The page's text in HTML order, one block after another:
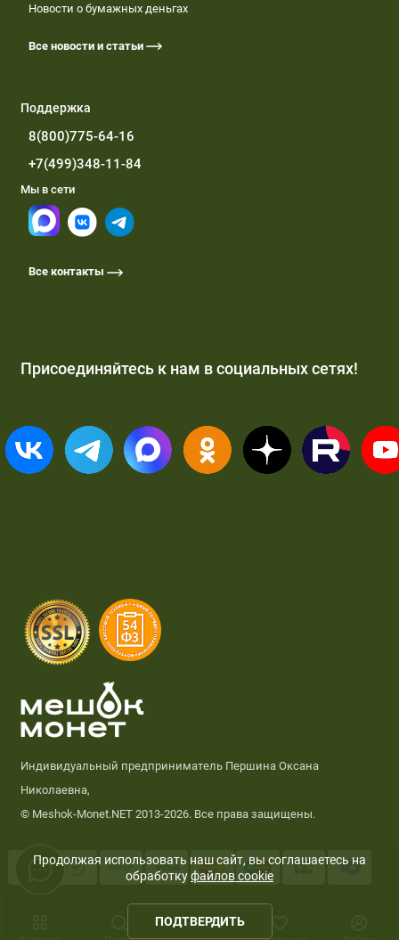
0
Новости о бумажных деньгах
Все новости и статьи
Поддержка
8(800)775-64-16
+7(499)348-11-84
Мы в сети
Все контакты
Присоединяйтесь к нам в социальных сетях!
Индивидуальный предприниматель Першина Оксана
Николаевна,
© Meshok-Monet.NET 2013-2026. Все права защищены.
Продолжая использовать наш сайт, вы соглашаетесь на
обработкуфайлов cookie
ПОДТВЕРДИТЬ